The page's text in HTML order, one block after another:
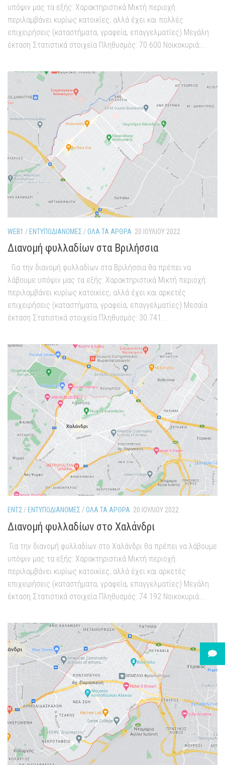
υπόψιν μας τα εξής: Χαρακτηριστικά Μικτή περιοχή:
περιλαμβάνει κυρίως κατοικίες, αλλά έχει και πολλές
επιχειρήσεις (καταστήματα, γραφεία, επαγγελματίες) Μεγάλη
έκταση Στατιστικά στοιχεία Πληθυσμός: 70.600 Νοικοκυριά:...
WEB1 / ΕΝΤΥΠΟΔΙΑΝΟΜΈΣ /ΌΛΑ ΤΑ ΆΡΘΡΑ 20 ΙΟΥΛΊΟΥ 2022
Διανομή φυλλαδίων στα Βριλήσσια
Για την διανομή φυλλαδίων στα Βριλήσσια θα πρέπει να
λάβουμε υπόψιν μας τα εξής: Χαρακτηριστικά Μικτή περιοχή:
περιλαμβάνει κυρίως κατοικίες, αλλά έχει και αρκετές
επιχειρήσεις (καταστήματα, γραφεία, επαγγελματίες) Μεσαία
έκταση Στατιστικά στοιχεία Πληθυσμός: 30.741...
ENT2/ ΕΝΤΥΠΟΔΙΑΝΟΜΈΣ /ΌΛΑ ΤΑ ΆΡΘΡΑ 20 ΙΟΥΛΊΟΥ 2022
Διανομή φυλλαδίων στο Χαλάνδρι
Για την διανομή φυλλαδίων στο Χαλάνδρι θα πρέπει να λάβουμε
υπόψιν μας τα εξής: Χαρακτηριστικά Μικτή περιοχή:
περιλαμβάνει κυρίως κατοικίες, αλλά έχει και αρκετές
επιχειρήσεις (καταστήματα, γραφεία, επαγγελματίες) Μεγάλη
έκταση Στατιστικά στοιχεία Πληθυσμός: 74.192 Νοικοκυριά:...